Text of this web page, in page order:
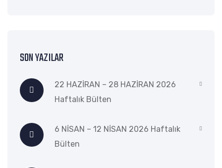
SON YAZILAR
22 HAZİRAN – 28 HAZİRAN 2026
Haftalık Bülten
6 NİSAN – 12 NİSAN 2026 Haftalık
Bülten